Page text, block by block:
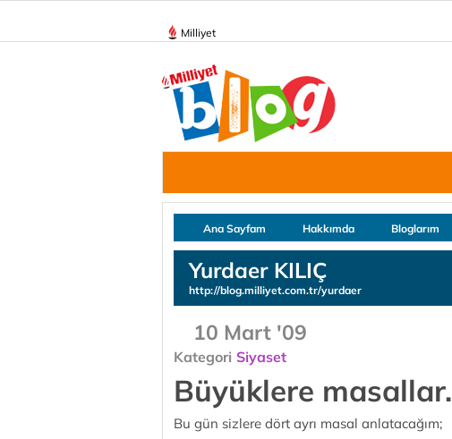
Milliyet
Ana Sayfam Hakkımda Bloglarım
Yurdaer KILIÇ
http://blog.milliyet.com.tr/yurdaer
10 Mart '09
Kategori Siyaset
Büyüklere masallar.
Bu gün sizlere dört ayrı masal anlatacağım;